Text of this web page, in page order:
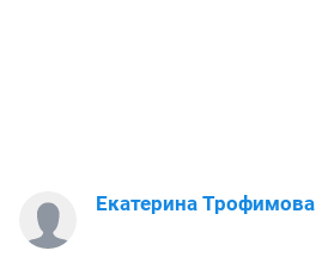
Екатерина Трофимова